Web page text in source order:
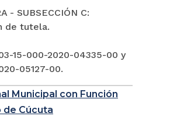
- SUBSECCIÓN C:
de tutela.
15-000-2020-04335-00 y
05127-00.
Municipal con Función
de Cúcuta